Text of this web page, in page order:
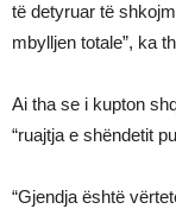
të detyruar të
mbylljen totale”, ka
Ai tha se i kupton
“ruajtja e shëndetit
“Gjendja është